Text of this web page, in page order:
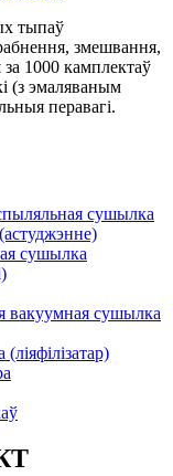
тыпаў
змешвання,
за 1000 камплектаў
(з эмаляваным
перавагі.
сушылка
сушылка
вакуумная сушылка